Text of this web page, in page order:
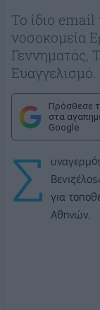
Το ίδιο
νοσοκομεία
Γεννηματάς,
Ευαγγελισμό.
Πρόσθεσε
στα
Google
Σ
για
Αθηνών.